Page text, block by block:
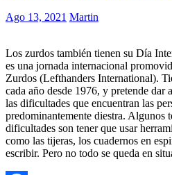
Ago 13, 2021 Martin
Los zurdos también tienen su Día
es una jornada internacional
Zurdos (Lefthanders International).
cada año desde 1976, y pretende dar
las dificultades que encuentran las
predominantemente diestra. Algunos
dificultades son tener que usar
como las tijeras, los cuadernos en
escribir. Pero no todo se queda en